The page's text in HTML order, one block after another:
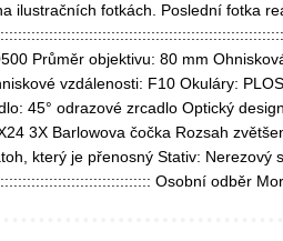
ilustračních fotkách. Poslední fotka
Průměr objektivu: 80 mm
vzdálenosti: F10 Okuláry:
45° odrazové zrcadlo Optický
3X Barlowova čočka Rozsah
který je přenosný Stativ: Nerezový
Osobní odběr